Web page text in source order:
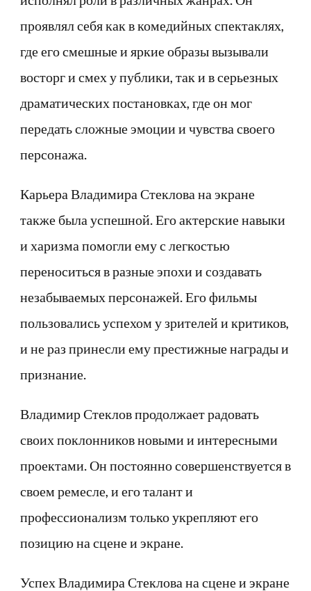
проявлял себя как в комедийных спектаклях,
где его смешные и яркие образы вызывали
восторг и смех у публики, так и в серьезных
драматических постановках, где он мог
передать сложные эмоции и чувства своего
персонажа.
Карьера Владимира Стеклова на экране
также была успешной. Его актерские навыки
и харизма помогли ему с легкостью
переноситься в разные эпохи и создавать
незабываемых персонажей. Его фильмы
пользовались успехом у зрителей и критиков,
и не раз принесли ему престижные награды и
признание.
Владимир Стеклов продолжает радовать
своих поклонников новыми и интересными
проектами. Он постоянно совершенствуется в
своем ремесле, и его талант и
профессионализм только укрепляют его
позицию на сцене и экране.
Успех Владимира Стеклова на сцене и экране